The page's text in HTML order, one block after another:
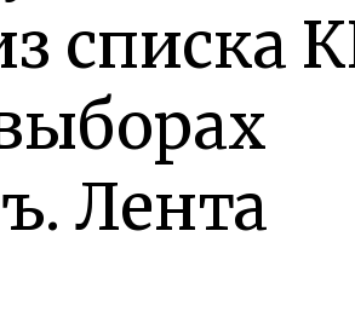
списка
Лента